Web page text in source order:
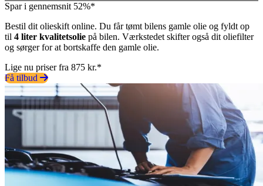
Spar i gennemsnit 52%*
Bestil dit olieskift online. Du får tømt bilens gamle olie og fyldt op
til 4 liter kvalitetsolie på bilen. Værkstedet skifter også dit oliefilter
og sørger for at bortskaffe den gamle olie.
Lige nu priser fra 875 kr.*
Få tilbud